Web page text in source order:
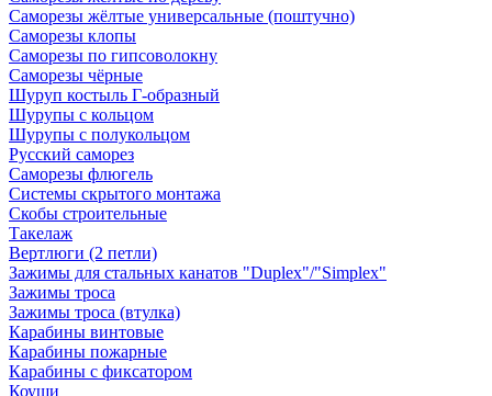
Саморезы жёлтые универсальные (поштучно)
Саморезы клопы
Саморезы по гипсоволокну
Саморезы чёрные
Шуруп костыль Г-образный
Шурупы с кольцом
Шурупы с полукольцом
Русский саморез
Саморезы флюгель
Системы скрытого монтажа
Скобы строительные
Такелаж
Вертлюги (2 петли)
Зажимы для стальных канатов "Duplex"/"Simplex"
Зажимы троса
Зажимы троса (втулка)
Карабины винтовые
Карабины пожарные
Карабины с фиксатором
Коуши